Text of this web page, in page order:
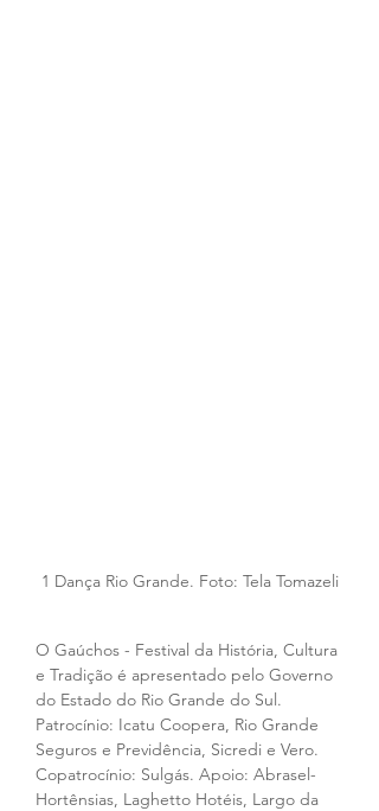
1 Dança Rio Grande. Foto: Tela Tomazeli
O Gaúchos - Festival da História, Cultura
e Tradição é apresentado pelo Governo
do Estado do Rio Grande do Sul.
Patrocínio: Icatu Coopera, Rio Grande
Seguros e Previdência, Sicredi e Vero.
Copatrocínio: Sulgás. Apoio: Abrasel-
Hortênsias, Laghetto Hotéis, Largo da